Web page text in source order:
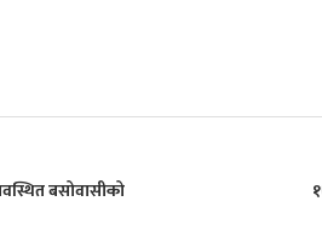
बसोवासीको